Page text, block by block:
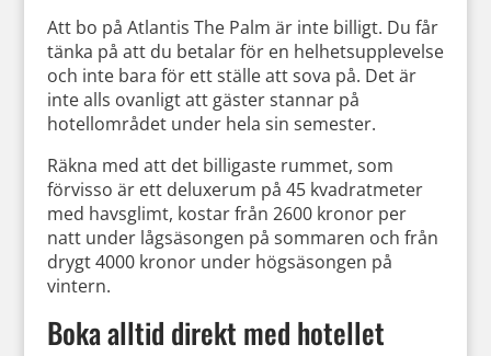
Att bo på Atlantis The Palm är inte billigt. Du får
tänka på att du betalar för en helhetsupplevelse
och inte bara för ett ställe att sova på. Det är
inte alls ovanligt att gäster stannar på
hotellområdet under hela sin semester.
Räkna med att det billigaste rummet, som
förvisso är ett deluxerum på 45 kvadratmeter
med havsglimt, kostar från 2600 kronor per
natt under lågsäsongen på sommaren och från
drygt 4000 kronor under högsäsongen på
vintern.
Boka alltid direkt med hotellet